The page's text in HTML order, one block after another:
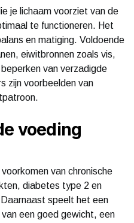
je lichaam voorziet van de
te functioneren. Het
en matiging. Voldoende
eiwitbronnen zoals vis,
van verzadigde
zijn voorbeelden van
voeding
van chronische
diabetes type 2 en
speelt het een
een goed gewicht, een